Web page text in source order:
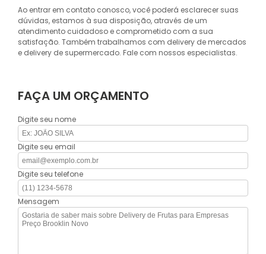
Ao entrar em contato conosco, você poderá esclarecer suas
dúvidas, estamos à sua disposição, através de um
atendimento cuidadoso e comprometido com a sua
satisfação. Também trabalhamos com delivery de mercados
e delivery de supermercado. Fale com nossos especialistas.
FAÇA UM ORÇAMENTO
Digite seu nome
Digite seu email
Digite seu telefone
Mensagem